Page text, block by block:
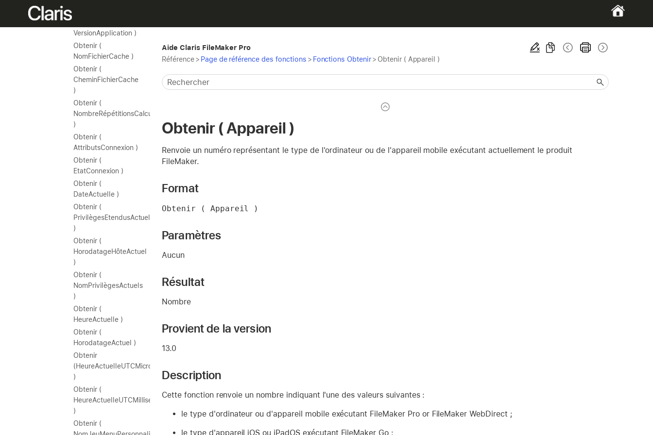
VersionApplication )
Obtenir (
NomFichierCache )
Obtenir (
CheminFichierCache
)
Obtenir (
NombreRépétitionsCalcul
)
Obtenir (
AttributsConnexion )
Obtenir (
EtatConnexion )
Obtenir (
DateActuelle )
Obtenir (
PrivilègesEtendusActuels
)
Obtenir (
HorodatageHôteActuel
)
Obtenir (
NomPrivilègesActuels
)
Obtenir (
HeureActuelle )
Obtenir (
HorodatageActuel )
Obtenir
(HeureActuelleUTCMicrosecondes
)
Obtenir (
HeureActuelleUTCMillisecondes
)
Obtenir (
Aide Claris FileMaker Pro
Référence> Page de référence des fonctions > Fonctions Obtenir> Obtenir ( Appareil )
Obtenir ( Appareil )
Renvoie un numéro représentant le type de l'ordinateur ou de l'appareil mobile exécutant actuellement le produit
FileMaker.
Format
Obtenir ( Appareil )
Paramètres
Aucun
Résultat
Nombre
Provient de la version
13.0
Description
Cette fonction renvoie un nombre indiquant l'une des valeurs suivantes :
le type d'ordinateur ou d'appareil mobile exécutant FileMaker Pro or FileMaker WebDirect ;
le type d'appareil iOS ou iPadOS exécutant FileMaker Go ;